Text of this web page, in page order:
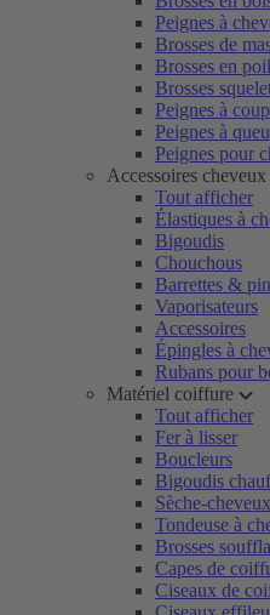
Peignes à
Brosses de
Brosses en
Brosses
Peignes à
Peignes à
Peignes pour
Accessoires cheveux
Tout afficher
Élastiques à
Bigoudis
Chouchous
Barrettes &
Vaporisateurs
Accessoires
Épingles à
Rubans pour
Matériel coiffure
Tout afficher
Fer à lisser
Boucleurs
Bigoudis
Sèche-cheveux
Tondeuse à
Brosses
Capes de
Ciseaux de